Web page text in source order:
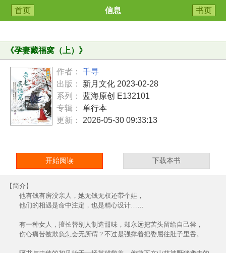
首页 信息 书页
《孕妻藏福窝（上） 》
作者：
千寻
出版：
新月文化 2023-02-28
系列：
蓝海原创 E132101
专辑：
单行本
更新：
2026-05-30 09:33:13
开始阅读 下载本书
【简介】
他有钱有房没亲人，她无钱无权还带个娃，
他们的相遇是命中注定，也是精心设计……
有一种女人，擅长替别人制造甜味，却永远把苦头留给自己尝，
伤心痛苦被欺负怎会无所谓？不过是强撑着把委屈往肚子里吞。